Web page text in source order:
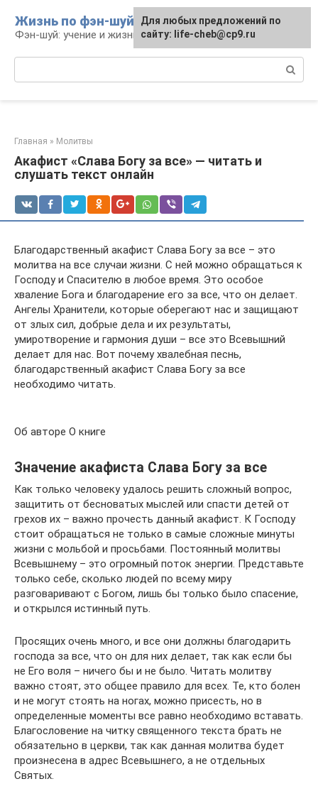
контенту
Жизнь по фэн-шуй
Фэн-шуй: учение и жизнь
Главная » Молитвы
Акафист «Слава Богу за все» — читать и
слушать текст онлайн
Благодарственный акафист Слава Богу за все – это
молитва на все случаи жизни. С ней можно обращаться к
Господу и Спасителю в любое время. Это особое
хваление Бога и благодарение его за все, что он делает.
Ангелы Хранители, которые оберегают нас и защищают
от злых сил, добрые дела и их результаты,
умиротворение и гармония души – все это Всевышний
делает для нас. Вот почему хвалебная песнь,
благодарственный акафист Слава Богу за все
необходимо читать.
Об авторе О книге
Значение акафиста Слава Богу за все
Как только человеку удалось решить сложный вопрос,
защитить от бесноватых мыслей или спасти детей от
грехов их – важно прочесть данный акафист. К Господу
стоит обращаться не только в самые сложные минуты
жизни с мольбой и просьбами. Постоянный молитвы
Всевышнему – это огромный поток энергии. Представьте
только себе, сколько людей по всему миру
разговаривают с Богом, лишь бы только было спасение,
и открылся истинный путь.
Просящих очень много, и все они должны благодарить
господа за все, что он для них делает, так как если бы
не Его воля – ничего бы и не было. Читать молитву
важно стоят, это общее правило для всех. Те, кто болен
и не могут стоять на ногах, можно присесть, но в
определенные моменты все равно необходимо вставать.
Благословение на читку священного текста брать не
обязательно в церкви, так как данная молитва будет
произнесена в адрес Всевышнего, а не отдельных
Святых.
Для любых предложений по
сайту: life-cheb@cp9.ru
Для любых предложений по
сайту: life-cheb@cp9.ru